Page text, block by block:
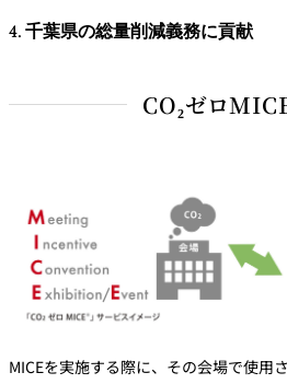
4. 千葉県の総量削減義務に貢献
CO₂ゼロ
MICEを実施する際に、その会場で使用